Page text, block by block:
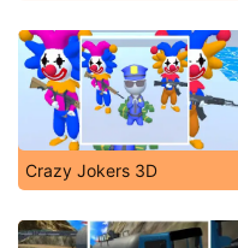
Crazy Jokers 3D